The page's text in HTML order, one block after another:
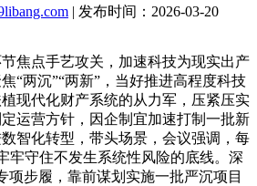
| 发布时间：2026-03-20
点手艺攻关，加速科技为现实出产
“两沉”“两新”，当好推进高程度科技
现代化财产系统的从力军，压紧压实
运营方针，因企制宜加速打制一批新
智化转型，带头场景，会议强调，每
牢守住不发生系统性风险的底线。深
项步履，靠前谋划实施一批严沉项目